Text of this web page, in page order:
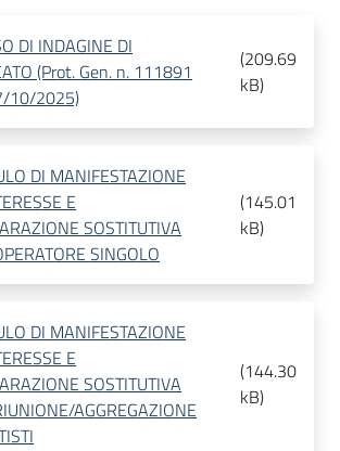
DI INDAGINE DI
(Prot. Gen. n. 111891
10/2025)
(209.69
kB)
DI MANIFESTAZIONE
E
SOSTITUTIVA
SINGOLO
(145.01
kB)
DI MANIFESTAZIONE
E
SOSTITUTIVA
AGGREGAZIONE
(144.30
kB)